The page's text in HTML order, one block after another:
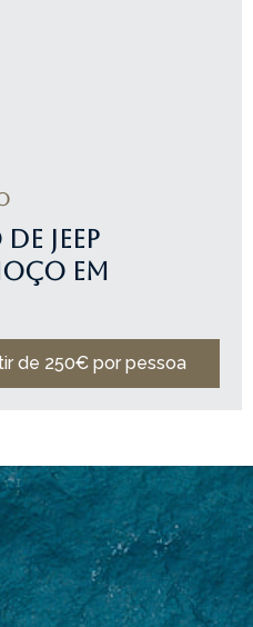
JEEP
EM
de 250€ por pessoa